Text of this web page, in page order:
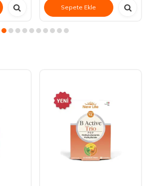
Sepete Ekle